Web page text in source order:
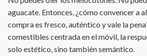
aguacate. Entonces, ¿cómo convencer a
compra es fresco, auténtico y vale la
comestibles centrada en el móvil, la
solo estético, sino también semántico.